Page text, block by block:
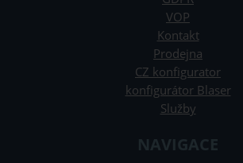
VOP
Kontakt
Prodejna
CZ konfigurator
konfigurátor Blaser
Služby
NAVIGACE